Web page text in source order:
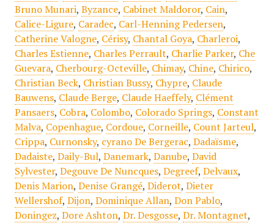
Bruno Munari, Byzance, Cabinet Maldoror, Cain,
Calice-Ligure, Caradec, Carl-Henning Pedersen,
Catherine Valogne, Cérisy, Chantal Goya, Charleroi,
Charles Estienne, Charles Perrault, Charlie Parker, Che
Guevara, Cherbourg-Octeville, Chimay, Chine, Chirico,
Christian Beck, Christian Bussy, Chypre, Claude
Bauwens, Claude Berge, Claude Haeffely, Clément
Pansaers, Cobra, Colombo, Colorado Springs, Constant
Malva, Copenhague, Cordoue, Corneille, Count Jarteul,
Crippa, Curnonsky, cyrano De Bergerac, Dadaïsme,
Dadaiste, Daily-Bul, Danemark, Danube, David
Sylvester, Degouve De Nuncques, Degreef, Delvaux,
Denis Marion, Denise Grangé, Diderot, Dieter
Wellershof, Dijon, Dominique Allan, Don Pablo,
Doningez, Dore Ashton, Dr. Desgosse, Dr. Montagnet,